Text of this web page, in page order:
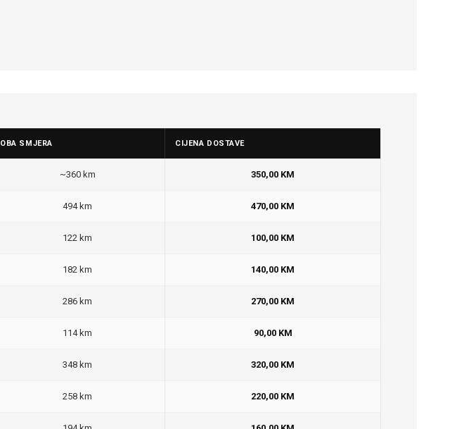
OBA SMJERA CIJENA DOSTAVE
~360 km 350,00 KM
494 km 470,00 KM
122 km 100,00 KM
182 km 140,00 KM
286 km 270,00 KM
114 km 90,00 KM
348 km 320,00 KM
258 km 220,00 KM